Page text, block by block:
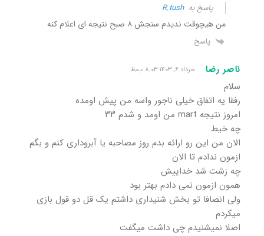
پاسخ بهR.tush
من هیچوقت ندیدم سنجش ۸ صبح نتیجه ای اعلام‌ کنه
پاسخ
ناصر رضا خرداد ۶, ۱۴۰۳ ۸:۰۳ ب٫ظ
سلام
رفقا یه اتفاق خیلی ناجور واسه من پیش اومده
امروز نتیجه mart من اومد و شدم ۳۳
چه خیط
الان من این رو ارائه بدم روز مصاحبه یا آبروداری کنم و بگم
ازمون ندادم تا الان
چه زشت شد خداییش
همون ازمون نمی دادم بهتر بود
ولی انصافا تو بخش شنیداری داشتم یک قل دو قول بازی
میکردم
اصلا نمیشنیدم چی داشت میگفت